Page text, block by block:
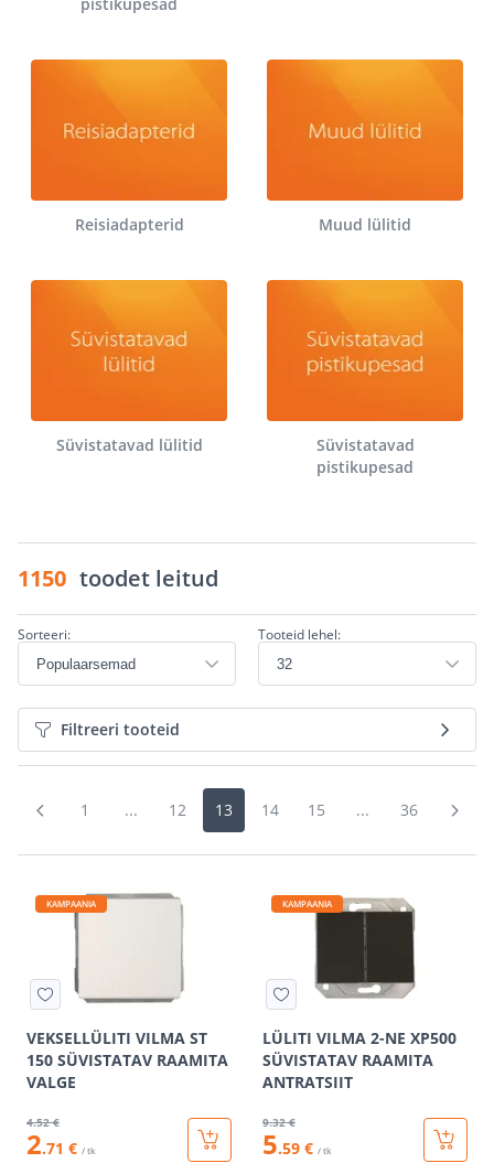
Reisiadapterid Muud lülitid
Süvistatavad lülitid
Süvistatavad
pistikupesad
1150 toodet leitud
Sorteeri: Tooteid lehel:
Filtreeri tooteid
1 ... 12 13 14 15 ... 36
KAMPAANIA
VEKSELLÜLITI VILMA ST
150 SÜVISTATAV RAAMITA
VALGE
4.52 €
2.71 € / tk
KAMPAANIA
LÜLITI VILMA 2-NE XP500
SÜVISTATAV RAAMITA
ANTRATSIIT
9.32 €
5.59 € / tk